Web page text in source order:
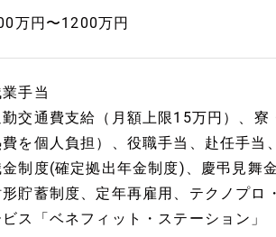
万円〜1200万円
手当
勤交通費支給（月額上限15万円）、
を個人負担）、役職手当、赴任手当
制度(確定拠出年金制度)、慶弔見舞
貯蓄制度、定年再雇用、テクノプロ
ス「ベネフィット・ステーション」